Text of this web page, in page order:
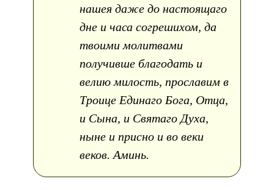
нашея даже до настоящаго
дне и часа согрешихом, да
твоими молитвами
получивше благодать и
велию милость, прославим в
Троице Единаго Бога, Отца,
и Сына, и Святаго Духа,
ныне и присно и во веки
веков. Аминь.